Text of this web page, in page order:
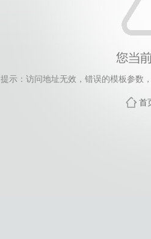
提示：访问地址无效，错误的模板参数
首